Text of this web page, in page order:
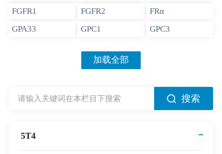
FGFR1 FGFR2
FRα
GPA33
GPC1 GPC3
加载全部
搜索
5T4